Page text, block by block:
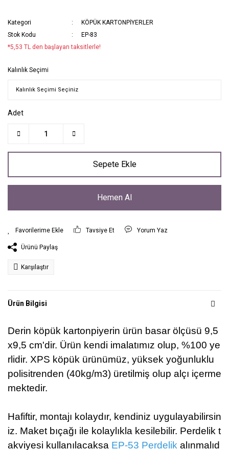
Kategori
KÖPÜK KARTONPİYERLER
Stok Kodu
EP-83
*5,53 TL den başlayan taksitlerle!
Kalınlık Seçimi
Adet
Sepete Ekle
Hemen Al
Tavsiye Et Yorum Yaz
Ürünü Paylaş
Karşılaştır
Ürün Bilgisi
Derin köpük kartonpiyerin ürün basar ölçüsü 9,5
x9,5 cm'dir. Ürün kendi imalatımız olup, %100 ye
rlidir. XPS köpük ürünümüz, yüksek yoğunluklu
polisitrenden (40kg/m3) üretilmiş olup alçı içerme
mektedir.
Hafiftir, montajı kolaydır, kendiniz uygulayabilirsin
iz. Maket bıçağı ile kolaylıkla kesilebilir. Perdelik t
akviyesi kullanılacaksa EP-53 Perdelik alınmalıd